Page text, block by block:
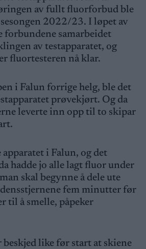
av fullt fluorforbud ble
2022/23. I løpet av
forbundene samarbeidet
av testapparatet, og
er fluortesteren nå klar.
i Falun forrige helg, ble det
prøvekjørt. Og da
leverte inn opp til to skipar
apparatet i Falun, og det
hadde jo alle lagt fluor under
skal begynne å dele ute
fem minutter før
til å smelle, påpeker
like før start at skiene